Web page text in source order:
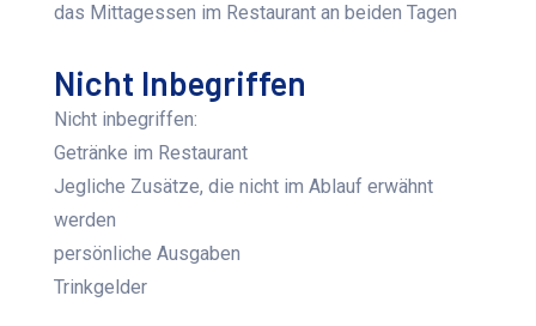
das Mittagessen im Restaurant an beiden Tagen
Nicht Inbegriffen
Nicht inbegriffen:
Getränke im Restaurant
Jegliche Zusätze, die nicht im Ablauf erwähnt
werden
persönliche Ausgaben
Trinkgelder